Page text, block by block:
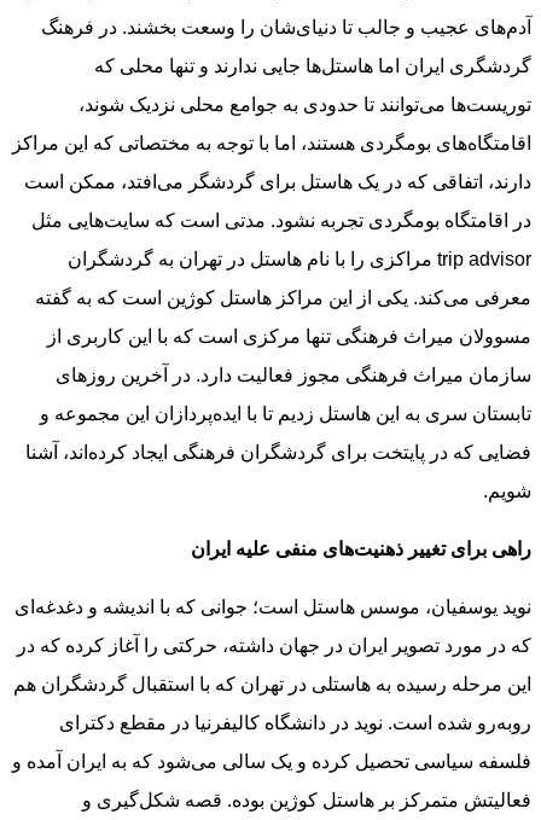
آدم‌های عجیب و جالب تا دنیای‌شان را وسعت بخشند. در فرهنگ
گردشگری ایران اما هاستل‌ها جایی ندارند و تنها محلی که
توریست‌ها می‌توانند تا حدودی به جوامع محلی نزدیک شوند،
اقامتگاه‌های بومگردی هستند، اما با توجه به مختصاتی که این مراکز
دارند، اتفاقی که در یک هاستل برای گردشگر می‌افتد، ممکن است
در اقامتگاه بومگردی تجربه نشود. مدتی است که سایت‌هایی مثل
trip advisor مراکزی را با نام هاستل در تهران به گردشگران
معرفی می‌کند. یکی از این مراکز هاستل کوژین است که به گفته
مسوولان میراث فرهنگی تنها مرکزی است که با این کاربری از
سازمان میراث فرهنگی مجوز فعالیت دارد. در آخرین روزهای
تابستان سری به این هاستل زدیم تا با ایده‌پردازان این مجموعه و
فضایی که در پایتخت برای گردشگران فرهنگی ایجاد کرده‌اند، آشنا
شویم.
راهی برای تغییر ذهنیت‌های منفی علیه ایران
نوید یوسفیان، موسس هاستل است؛ جوانی که با اندیشه و دغدغه‌ای
که در مورد تصویر ایران در جهان داشته، حرکتی را آغاز کرده که در
این مرحله رسیده به هاستلی در تهران که با استقبال گردشگران هم
روبه‌رو شده است. نوید در دانشگاه کالیفرنیا در مقطع دکترای
فلسفه سیاسی تحصیل کرده و یک سالی می‌شود که به ایران آمده و
فعالیتش متمرکز بر هاستل کوژین بوده. قصه شکل‌گیری و